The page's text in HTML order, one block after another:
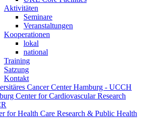
Aktivitäten
Seminare
Veranstaltungen
Kooperationen
lokal
national
Training
Satzung
Kontakt
Cancer Center Hamburg - UCCH
Center for Cardiovascular Research
for Health Care Research & Public Health